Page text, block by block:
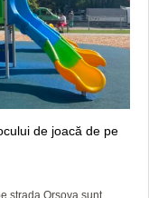
de joacă de pe